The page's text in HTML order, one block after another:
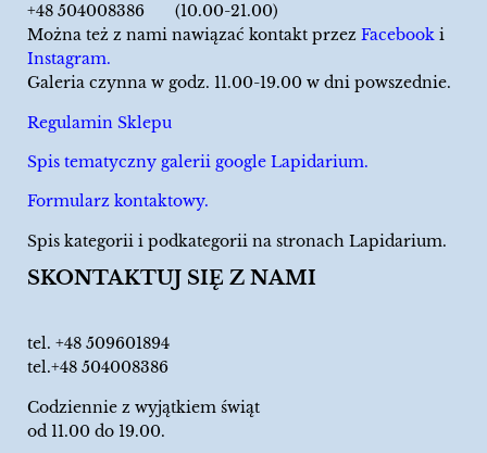
+48 504008386 (10.00-21.00)
Można też z nami nawiązać kontakt przez Facebook i
Instagram.
Galeria czynna w godz. 11.00-19.00 w dni powszednie.
Regulamin Sklepu
Spis tematyczny galerii google Lapidarium.
Formularz kontaktowy.
Spis kategorii i podkategorii na stronach Lapidarium.
SKONTAKTUJ SIĘ Z NAMI
tel. +48 509601894
tel.+48 504008386
Codziennie z wyjątkiem świąt
od 11.00 do 19.00.